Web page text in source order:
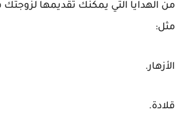
من الهدايا التي يمكنك تقديمها لزوجتك
مثل:
الأزهار.
قلادة.